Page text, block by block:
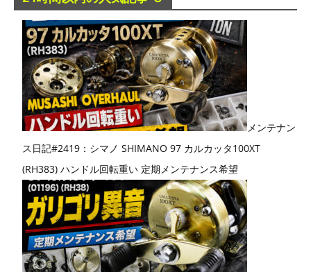
メンテナン
ス日記#2419：シマノ SHIMANO 97 カルカッタ100XT
(RH383) ハンドル回転重い 定期メンテナンス希望